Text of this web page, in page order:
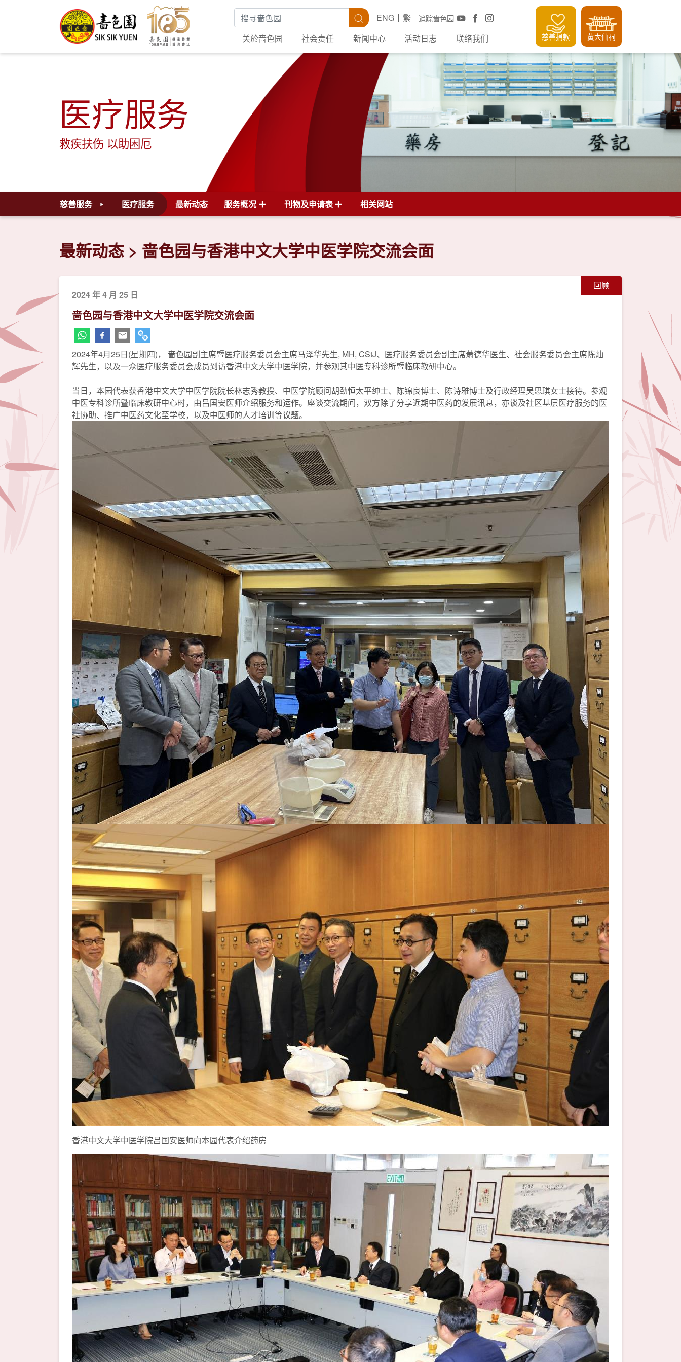
搜寻关键字 搜寻 追踪啬色园
ENG
繁
关於啬色园
社会责任 新闻中心 活动日志 联络我们 慈善捐款 黃大仙祠
医疗服务
救疾扶伤 以助困厄
慈善服务 医疗服务 最新动态 服务概况 刊物及申请表 相关网站
最新动态 啬色园与香港中文大学中医学院交流会面
回顾
2024 年 4 月 25 日
啬色园与香港中文大学中医学院交流会面
2024年4月25日(星期四)， 啬色园副主席暨医疗服务委员会主席马泽华先生, MH, CStJ、医疗服务委员会副主席萧德华医生、社会服务委员会主席陈灿
辉先生，以及一众医疗服务委员会成员到访香港中文大学中医学院，并参观其中医专科诊所暨临床教研中心。
当日，本园代表获香港中文大学中医学院院长林志秀教授、中医学院顾问胡劲恒太平绅士、陈锦良博士、陈诗雅博士及行政经理吴思琪女士接待。参观
中医专科诊所暨临床教研中心时，由吕国安医师介绍服务和运作。座谈交流期间，双方除了分享近期中医药的发展讯息，亦谈及社区基层医疗服务的医
社协助、推广中医药文化至学校，以及中医师的人才培训等议题。
香港中文大学中医学院吕国安医师向本园代表介绍药房